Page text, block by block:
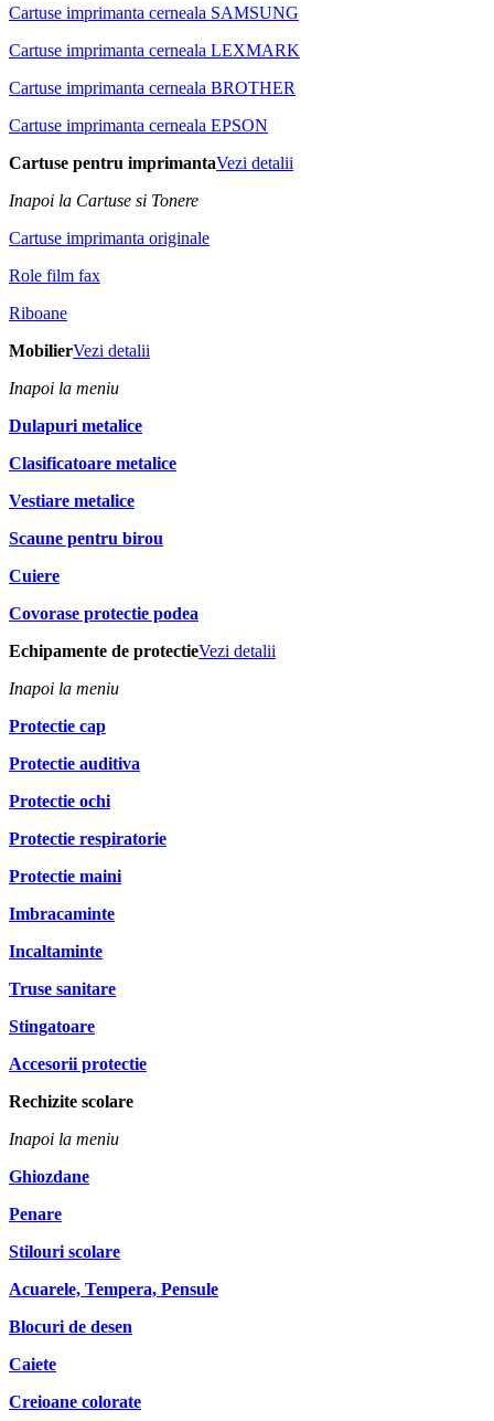
Cartuse imprimanta cerneala SAMSUNG
Cartuse imprimanta cerneala LEXMARK
Cartuse imprimanta cerneala BROTHER
Cartuse imprimanta cerneala EPSON
Cartuse pentru imprimantaVezi detalii
Inapoi la Cartuse si Tonere
Cartuse imprimanta originale
Role film fax
Riboane
MobilierVezi detalii
Inapoi la meniu
Dulapuri metalice
Clasificatoare metalice
Vestiare metalice
Scaune pentru birou
Cuiere
Covorase protectie podea
Echipamente de protectieVezi detalii
Inapoi la meniu
Protectie cap
Protectie auditiva
Protectie ochi
Protectie respiratorie
Protectie maini
Imbracaminte
Incaltaminte
Truse sanitare
Stingatoare
Accesorii protectie
Rechizite scolare
Inapoi la meniu
Ghiozdane
Penare
Stilouri scolare
Acuarele, Tempera, Pensule
Blocuri de desen
Caiete
Creioane colorate